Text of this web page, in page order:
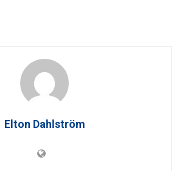
Elton Dahlström